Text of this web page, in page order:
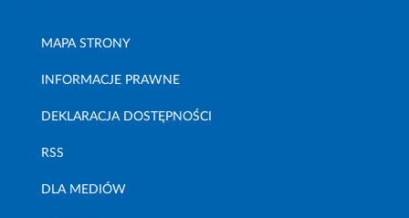
MAPA STRONY
INFORMACJE PRAWNE
DEKLARACJA DOSTĘPNOŚCI
RSS
DLA MEDIÓW